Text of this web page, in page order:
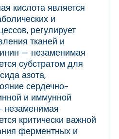
кислота является
и
регулирует
тканей и
— незаменимая
субстратом для
азота,
сердечно-
и иммунной
незаменимая
критически важной
ферментных и